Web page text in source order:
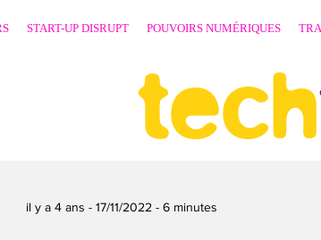
START-UP DISRUPT POUVOIRS NUMÉRIQUES
il y a 4 ans - 17/11/2022 - 6 minutes